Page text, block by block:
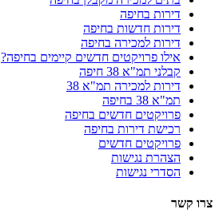
דירות בחיפה
דירות חדשות בחיפה
דירות למכירה בחיפה
אילו פרויקטים חדשים קיימים בחיפה?
קבלני תמ"א 38 חיפה
דירות למכירה תמ"א 38
תמ"א 38 בחיפה
פרויקטים חדשים בחיפה
רכישת דירות בחיפה
פרויקטים חדשים
הצהרת נגישות
הסדרי נגישות
צרו קשר